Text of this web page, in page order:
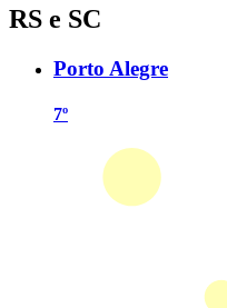
RS e SC
Porto Alegre
7º